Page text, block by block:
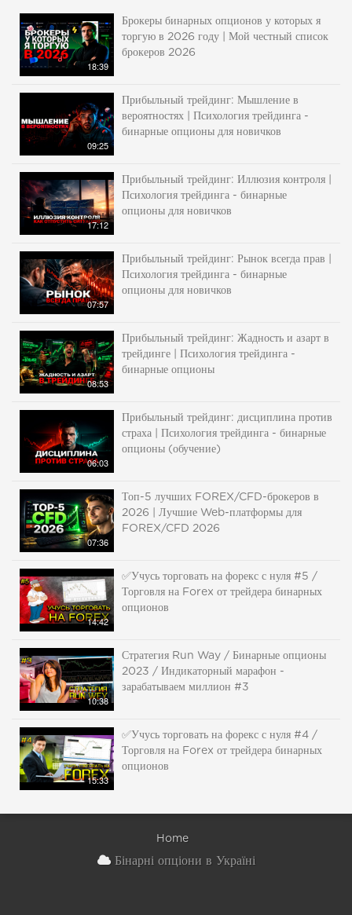
18:39
Брокеры бинарных опционов у которых я
торгую в 2026 году | Мой честный список
брокеров 2026
09:25
Прибыльный трейдинг: Мышление в
вероятностях | Психология трейдинга -
бинарные опционы для новичков
17:12
Прибыльный трейдинг: Иллюзия контроля |
Психология трейдинга - бинарные
опционы для новичков
07:57
Прибыльный трейдинг: Рынок всегда прав |
Психология трейдинга - бинарные
опционы для новичков
08:53
Прибыльный трейдинг: Жадность и азарт в
трейдинге | Психология трейдинга -
бинарные опционы
06:03
Прибыльный трейдинг: дисциплина против
страха | Психология трейдинга - бинарные
опционы (обучение)
07:36
Топ-5 лучших FOREX/CFD-брокеров в
2026 | Лучшие Web-платформы для
FOREX/CFD 2026
14:42
✅Учусь торговать на форекс с нуля #5 /
Торговля на Forex от трейдера бинарных
опционов
10:38
Стратегия Run Way / Бинарные опционы
2023 / Индикаторный марафон -
зарабатываем миллион #3
15:33
✅Учусь торговать на форекс с нуля #4 /
Торговля на Forex от трейдера бинарных
опционов
Home
Бінарні опціони в Україні